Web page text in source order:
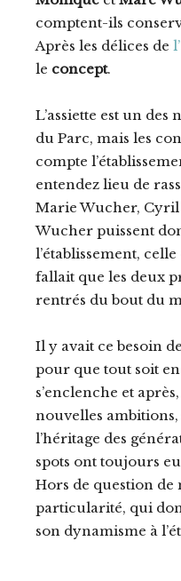
comptent-ils
Après les délices de
le concept.
L’assiette est un
du Parc, mais les
compte
entendez lieu de
Marie Wucher,
Wucher puissent
l’établissement,
fallait que les deux
rentrés du bout du
Il y avait ce besoin
pour que tout soit
s’enclenche et
nouvelles
l’héritage des
spots ont toujours
Hors de question de
particularité, qui
son dynamisme à